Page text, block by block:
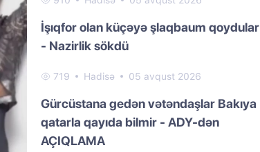
İşıqfor olan küçəyə şlaqbaum qoydular
- Nazirlik sökdü
719 Hadisə 05 avqust 2026
Gürcüstana gedən vətəndaşlar Bakıya
qatarla qayıda bilmir - ADY-dən
AÇIQLAMA